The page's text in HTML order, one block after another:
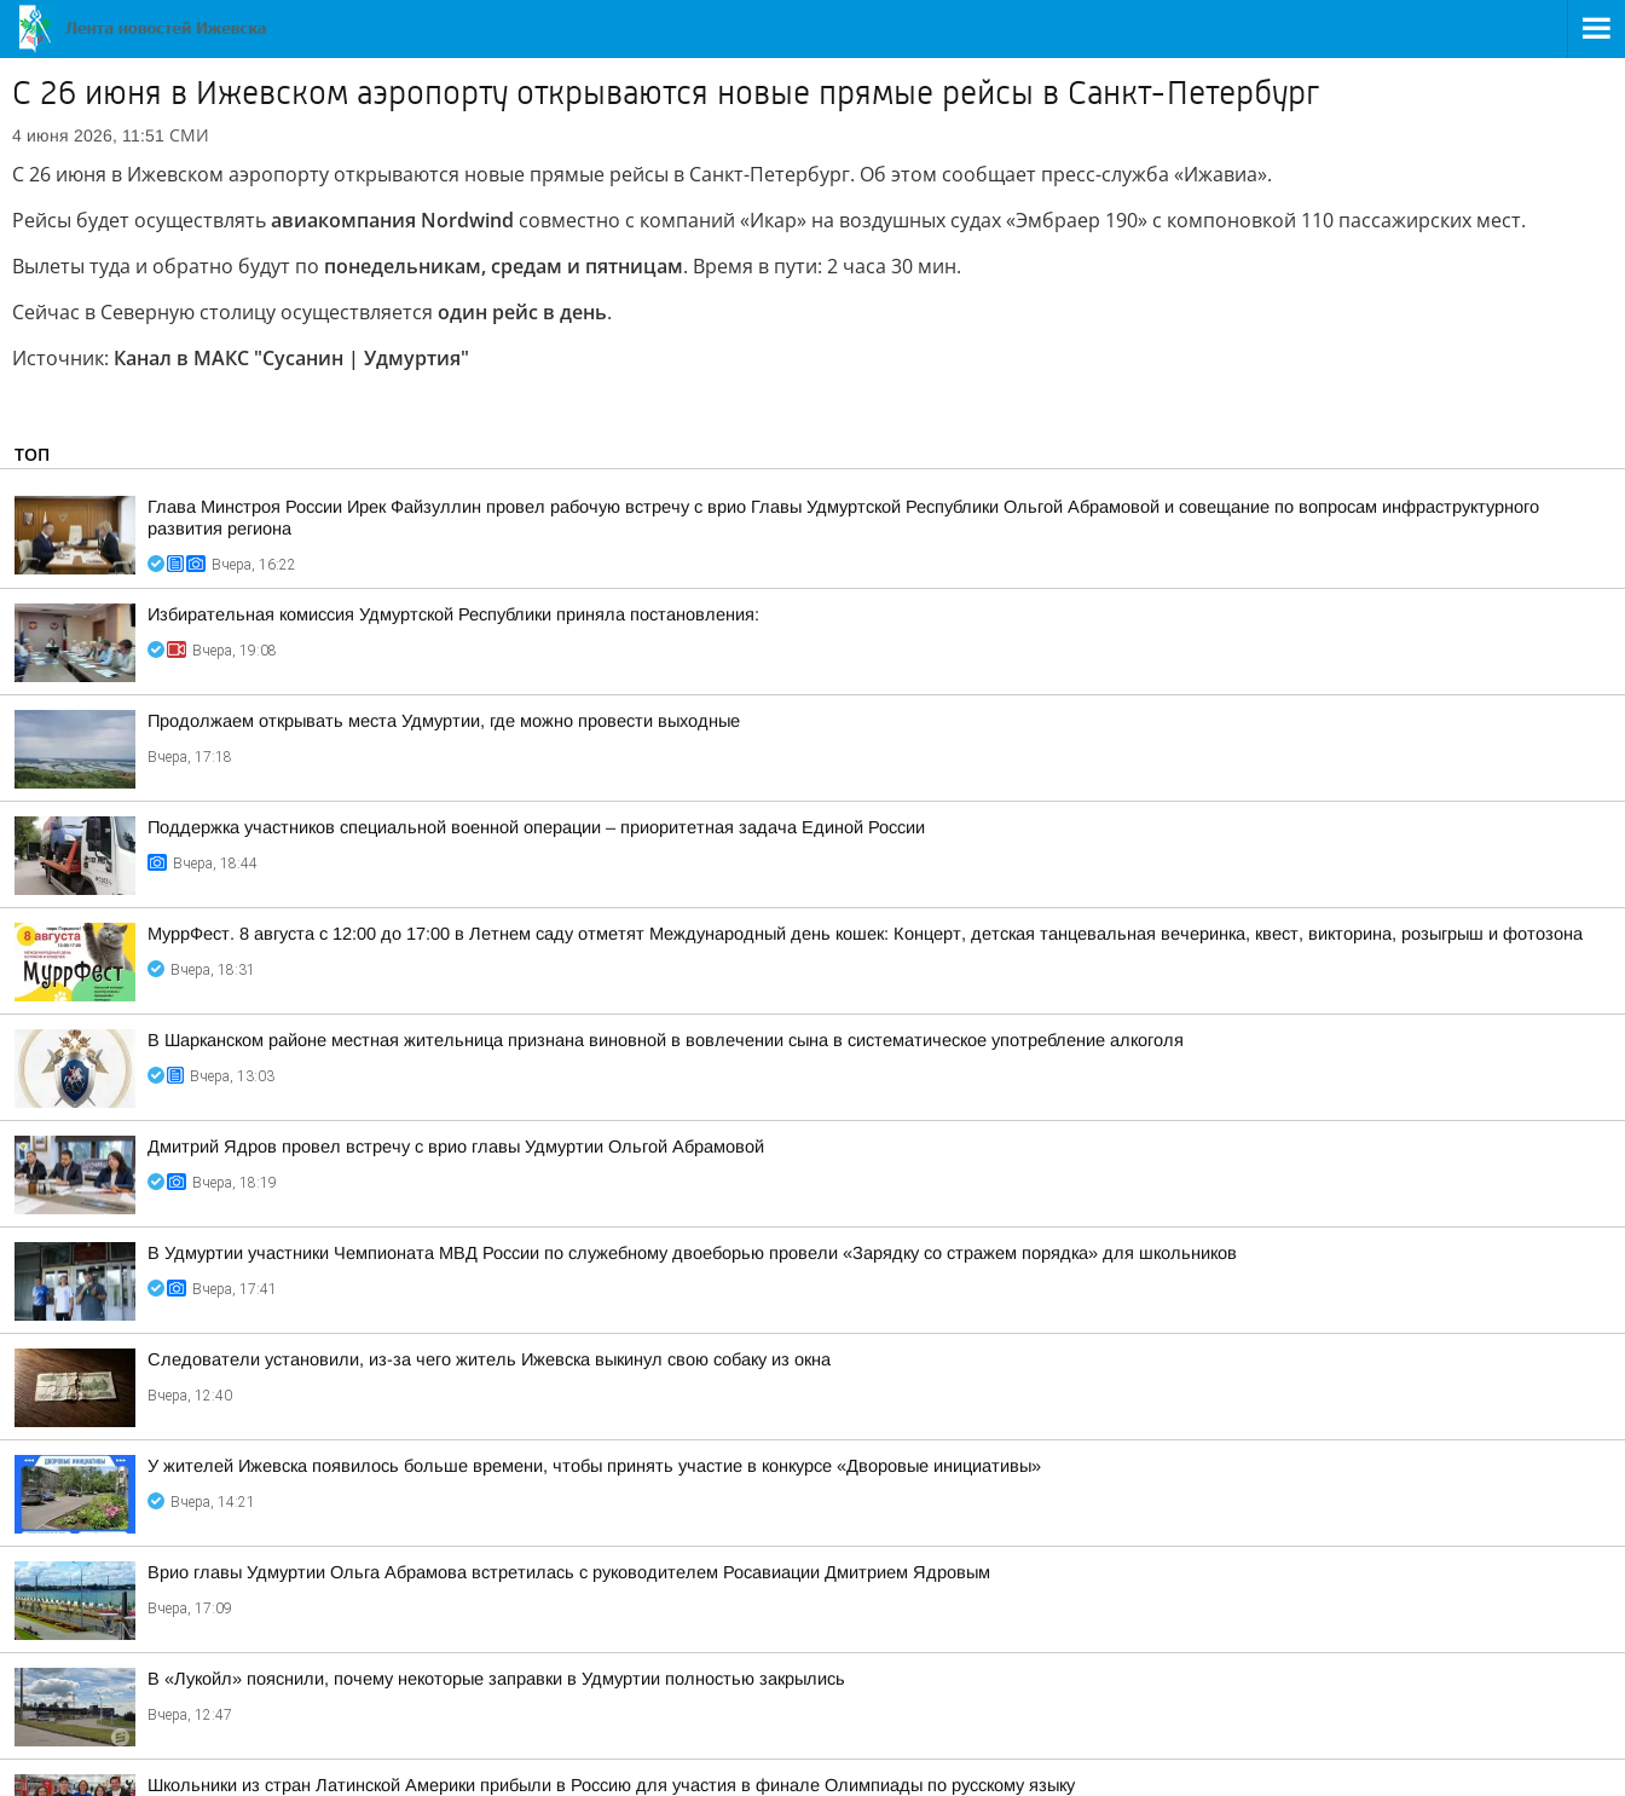
С 26 июня в Ижевском аэропорту открываются новые прямые рейсы в Санкт-Петербург
4 июня 2026, 11:51 СМИ
С 26 июня в Ижевском аэропорту открываются новые прямые рейсы в Санкт-Петербург. Об этом сообщает пресс-служба «Ижавиа».
Рейсы будет осуществлятьавиакомпания Nordwind совместно с компаний «Икар» на воздушных судах «Эмбраер 190» с компоновкой 110 пассажирских мест.
Вылеты туда и обратно будут по понедельникам, средам и пятницам. Время в пути: 2 часа 30 мин.
Сейчас в Северную столицу осуществляется один рейс в день.
Источник: Канал в МАКС "Сусанин | Удмуртия"
ТОП
Глава Минстроя России Ирек Файзуллин провел рабочую встречу с врио Главы Удмуртской Республики Ольгой Абрамовой и совещание по вопросам инфраструктурного
развития региона
Вчера, 16:22
Избирательная комиссия Удмуртской Республики приняла постановления:
Вчера, 19:08
Продолжаем открывать места Удмуртии, где можно провести выходные
Вчера, 17:18
Поддержка участников специальной военной операции – приоритетная задача Единой России
Вчера, 18:44
МуррФест. 8 августа с 12:00 до 17:00 в Летнем саду отметят Международный день кошек: Концерт, детская танцевальная вечеринка, квест, викторина, розыгрыш и фотозона
Вчера, 18:31
В Шарканском районе местная жительница признана виновной в вовлечении сына в систематическое употребление алкоголя
Вчера, 13:03
Дмитрий Ядров провел встречу с врио главы Удмуртии Ольгой Абрамовой
Вчера, 18:19
В Удмуртии участники Чемпионата МВД России по служебному двоеборью провели «Зарядку со стражем порядка» для школьников
Вчера, 17:41
Следователи установили, из-за чего житель Ижевска выкинул свою собаку из окна
Вчера, 12:40
У жителей Ижевска появилось больше времени, чтобы принять участие в конкурсе «Дворовые инициативы»
Вчера, 14:21
Врио главы Удмуртии Ольга Абрамова встретилась с руководителем Росавиации Дмитрием Ядровым
Вчера, 17:09
В «Лукойл» пояснили, почему некоторые заправки в Удмуртии полностью закрылись
Вчера, 12:47
Школьники из стран Латинской Америки прибыли в Россию для участия в финале Олимпиады по русскому языку